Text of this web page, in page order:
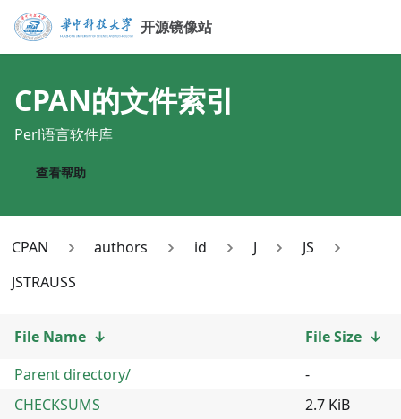
开源镜像站
CPAN的文件索引
Perl语言软件库
查看帮助
CPAN authors id J
JS
JSTRAUSS
File Name ↓ File Size ↓
Parent directory/
-
CHECKSUMS
2.7 KiB